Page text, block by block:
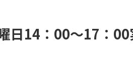
：00～17：00